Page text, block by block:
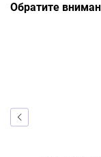
Обратите